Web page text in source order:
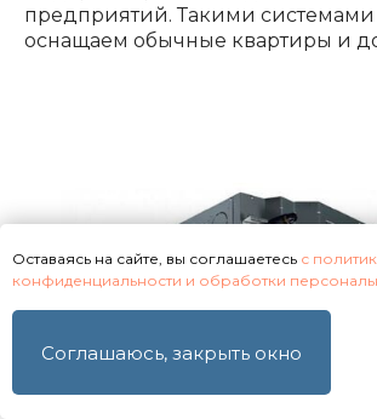
предприятий. Такими
оснащаем обычные квартиры и
Вальцовка Value
Оставаясь на сайте, вы соглашаетесь с
конфиденциальности и обработки
Соглашаюсь, закрыть окно